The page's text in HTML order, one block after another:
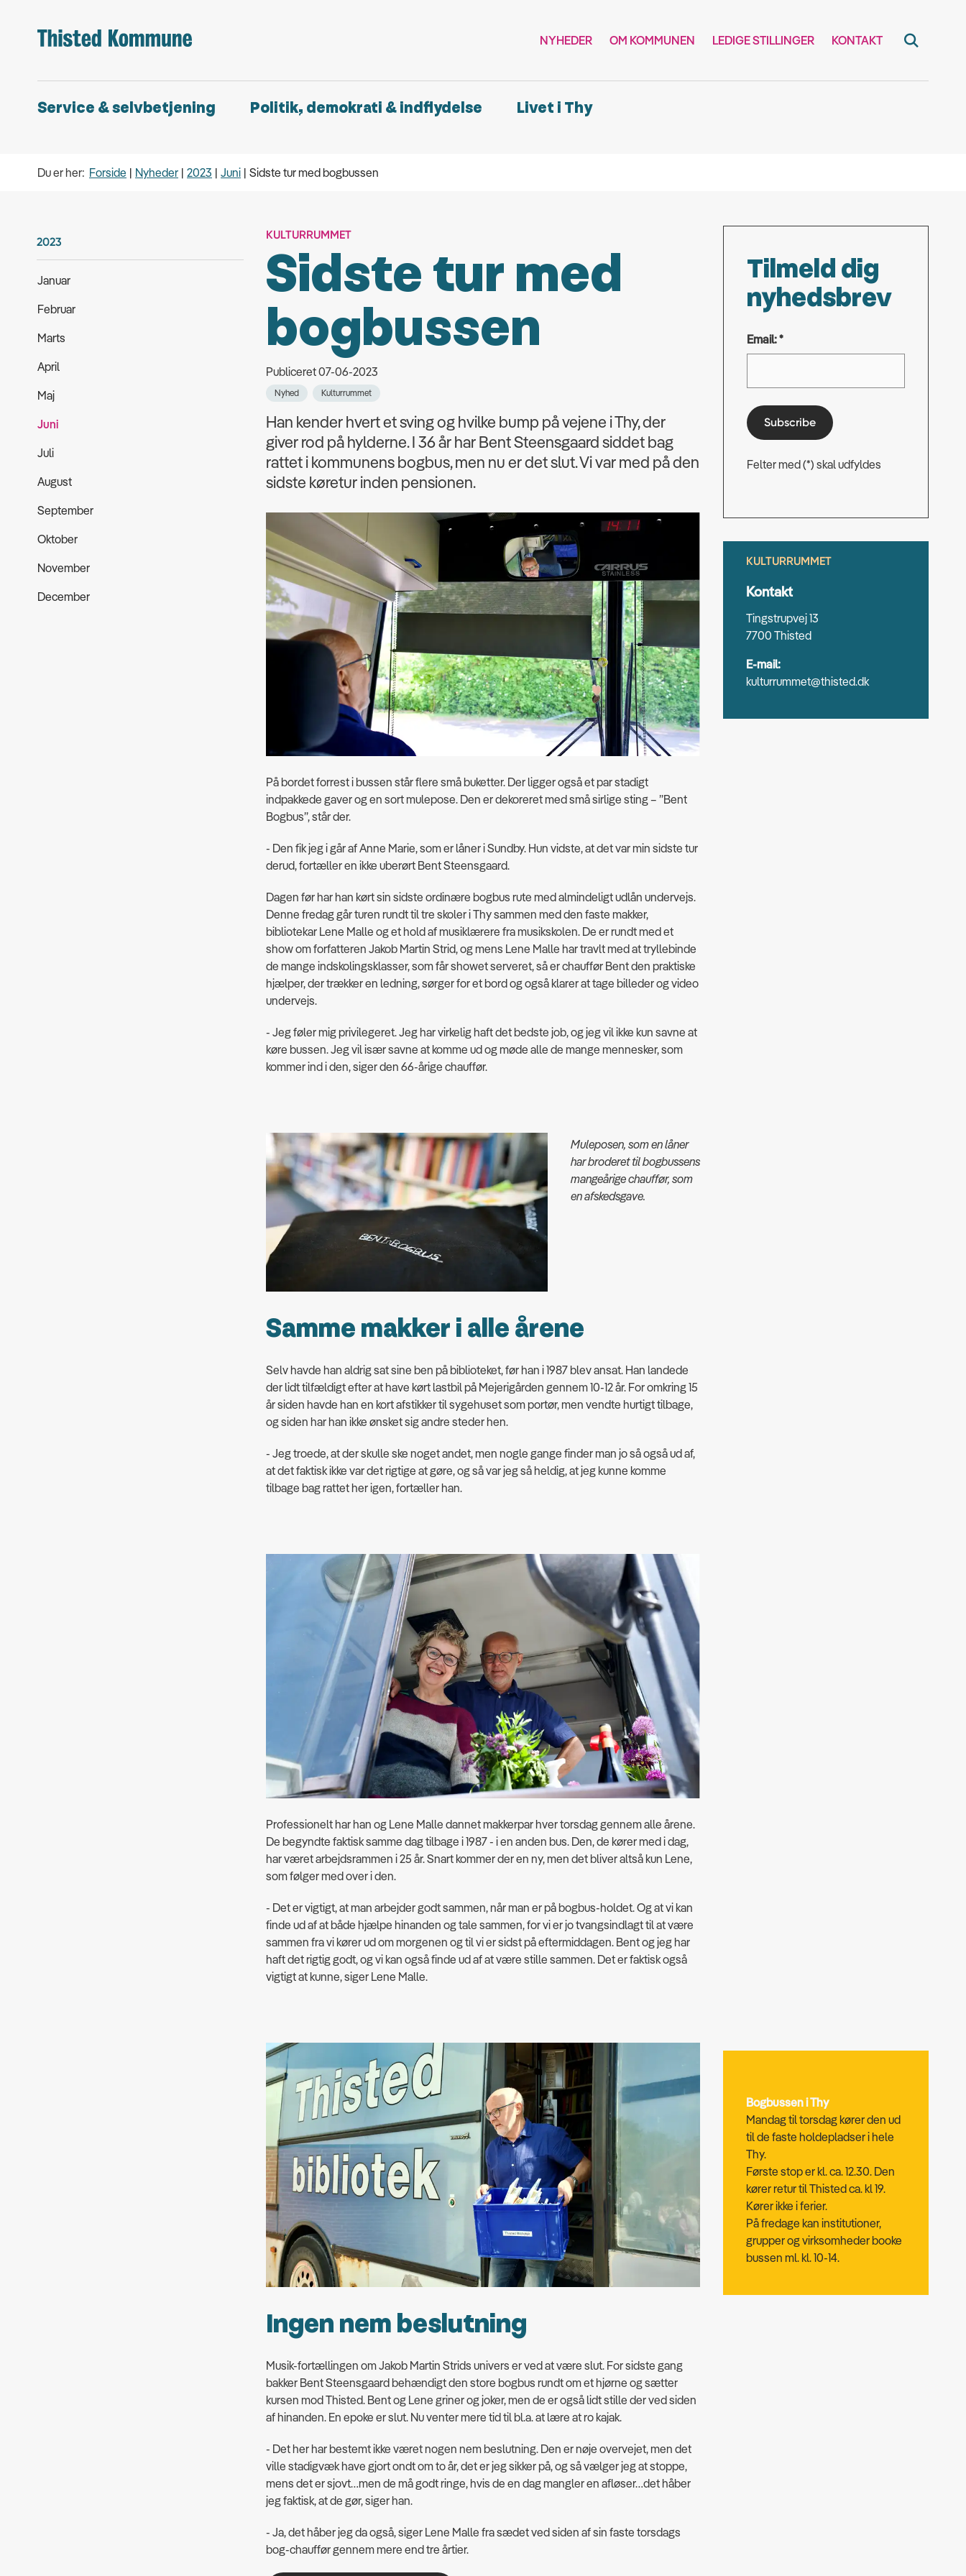
NYHEDER OM KOMMUNEN LEDIGE STILLINGER KONTAKT
Service & selvbetjening Politik, demokrati & indflydelse Livet i Thy
Du er her: Forside Nyheder 2023 Juni Sidste tur med bogbussen
2023
Januar
Februar
Marts
April
Maj
Juni
Juli
August
September
Oktober
November
December
KULTURRUMMET
Sidste tur med
bogbussen
Publiceret 07-06-2023
Nyhed Kulturrummet
Han kender hvert et sving og hvilke bump på vejene i Thy, der
giver rod på hylderne. I 36 år har Bent Steensgaard siddet bag
rattet i kommunens bogbus, men nu er det slut. Vi var med på den
sidste køretur inden pensionen.
På bordet forrest i bussen står flere små buketter. Der ligger også et par stadigt
indpakkede gaver og en sort mulepose. Den er dekoreret med små sirlige sting – ”Bent
Bogbus”, står der.
- Den fik jeg i går af Anne Marie, som er låner i Sundby. Hun vidste, at det var min sidste tur
derud, fortæller en ikke uberørt Bent Steensgaard.
Dagen før har han kørt sin sidste ordinære bogbus rute med almindeligt udlån undervejs.
Denne fredag går turen rundt til tre skoler i Thy sammen med den faste makker,
bibliotekar Lene Malle og et hold af musiklærere fra musikskolen. De er rundt med et
show om forfatteren Jakob Martin Strid, og mens Lene Malle har travlt med at tryllebinde
de mange indskolingsklasser, som får showet serveret, så er chauffør Bent den praktiske
hjælper, der trækker en ledning, sørger for et bord og også klarer at tage billeder og video
undervejs.
- Jeg føler mig privilegeret. Jeg har virkelig haft det bedste job, og jeg vil ikke kun savne at
køre bussen. Jeg vil især savne at komme ud og møde alle de mange mennesker, som
kommer ind i den, siger den 66-årige chauffør.
Muleposen, som en låner
har broderet til bogbussens
mangeårige chauffør, som
en afskedsgave.
Samme makker i alle årene
Selv havde han aldrig sat sine ben på biblioteket, før han i 1987 blev ansat. Han landede
der lidt tilfældigt efter at have kørt lastbil på Mejerigården gennem 10-12 år. For omkring 15
år siden havde han en kort afstikker til sygehuset som portør, men vendte hurtigt tilbage,
og siden har han ikke ønsket sig andre steder hen.
- Jeg troede, at der skulle ske noget andet, men nogle gange finder man jo så også ud af,
at det faktisk ikke var det rigtige at gøre, og så var jeg så heldig, at jeg kunne komme
tilbage bag rattet her igen, fortæller han.
Professionelt har han og Lene Malle dannet makkerpar hver torsdag gennem alle årene.
De begyndte faktisk samme dag tilbage i 1987 - i en anden bus. Den, de kører med i dag,
har været arbejdsrammen i 25 år. Snart kommer der en ny, men det bliver altså kun Lene,
som følger med over i den.
- Det er vigtigt, at man arbejder godt sammen, når man er på bogbus-holdet. Og at vi kan
finde ud af at både hjælpe hinanden og tale sammen, for vi er jo tvangsindlagt til at være
sammen fra vi kører ud om morgenen og til vi er sidst på eftermiddagen. Bent og jeg har
haft det rigtig godt, og vi kan også finde ud af at være stille sammen. Det er faktisk også
vigtigt at kunne, siger Lene Malle.
Ingen nem beslutning
Musik-fortællingen om Jakob Martin Strids univers er ved at være slut. For sidste gang
bakker Bent Steensgaard behændigt den store bogbus rundt om et hjørne og sætter
kursen mod Thisted. Bent og Lene griner og joker, men de er også lidt stille der ved siden
af hinanden. En epoke er slut. Nu venter mere tid til bl.a. at lære at ro kajak.
- Det her har bestemt ikke været nogen nem beslutning. Den er nøje overvejet, men det
ville stadigvæk have gjort ondt om to år, det er jeg sikker på, og så vælger jeg at stoppe,
mens det er sjovt…men de må godt ringe, hvis de en dag mangler en afløser…det håber
jeg faktisk, at de gør, siger han.
- Ja, det håber jeg da også, siger Lene Malle fra sædet ved siden af sin faste torsdags
bog-chauffør gennem mere end tre årtier.
Tilmeld dig
nyhedsbrev
Email: *
Subscribe
Felter med (*) skal udfyldes
KULTURRUMMET
Kontakt
Tingstrupvej 13
7700 Thisted
E-mail:
kulturrummet@thisted.dk
Bogbussen i Thy
Mandag til torsdag kører den ud
til de faste holdepladser i hele
Thy.
Første stop er kl. ca. 12.30. Den
kører retur til Thisted ca. kl 19.
Kører ikke i ferier.
På fredage kan institutioner,
grupper og virksomheder booke
bussen ml. kl. 10-14.